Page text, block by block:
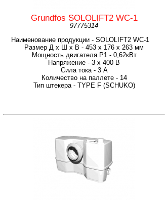
Grundfos SOLOLIFT2 WC-1
97775314
Наименование продукции - SOLOLIFT2 WC-1
Размер Д x Ш x В - 453 х 176 х 263 мм
Мощность двигателя P1 - 0,62кВт
Напряжение - 3 x 400 В
Сила тока - 3 A
Количество на паллете - 14
Тип штекера - TYPE F (SCHUKO)